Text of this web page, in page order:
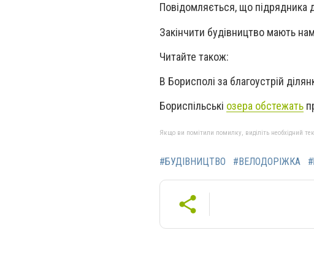
Повідомляється, що підрядника
Закінчити будівництво мають
Читайте також:
В Борисполі за благоустрій
Бориспільські озера обстежать
Якщо ви помітили помилку, виділіть необхідний
#БУДІВНИЦТВО #ВЕЛОДОРІЖКА